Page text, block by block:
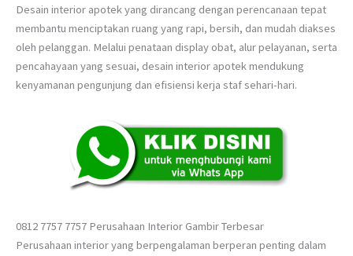
Desain interior apotek yang dirancang dengan perencanaan tepat
membantu menciptakan ruang yang rapi, bersih, dan mudah diakses
oleh pelanggan. Melalui penataan display obat, alur pelayanan, serta
pencahayaan yang sesuai, desain interior apotek mendukung
kenyamanan pengunjung dan efisiensi kerja staf sehari-hari.
0812 7757 7757 Perusahaan Interior Gambir Terbesar
Perusahaan interior yang berpengalaman berperan penting dalam